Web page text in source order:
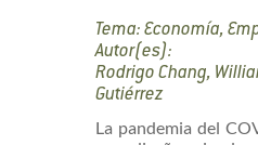
Tema: Economía,
Autor(es):
Rodrigo Chang,
Gutiérrez
La pandemia del